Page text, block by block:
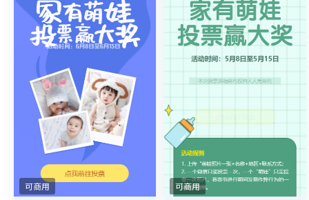
可商用 可商用